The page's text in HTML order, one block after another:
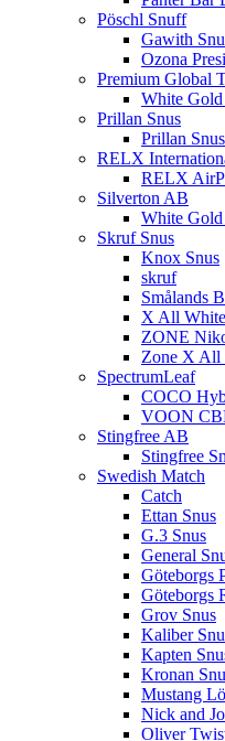
Pöschl Snuff
Gawith
Ozona
Premium Global
White Gold
Prillan Snus
Prillan
RELX
RELX
Silverton AB
White Gold
Skruf Snus
Knox Snus
skruf
Smålands
X All
ZONE
Zone X All
SpectrumLeaf
COCO
VOON
Stingfree AB
Stingfree
Swedish Match
Catch
Ettan Snus
G.3 Snus
General
Göteborgs
Göteborgs
Grov Snus
Kaliber
Kapten
Kronan
Mustang
Nick and
Oliver